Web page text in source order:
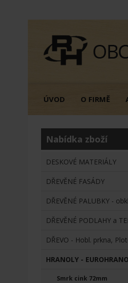
ÚVOD O FIRMĚ
Nabídka zboží
DESKOVÉ MATERIÁLY
DŘEVĚNÉ FASÁDY
DŘEVĚNÉ PALUBKY -
DŘEVĚNÉ PODLAHY a
DŘEVO - Hobl. prkna,
HRANOLY -
Smrk cink 72mm